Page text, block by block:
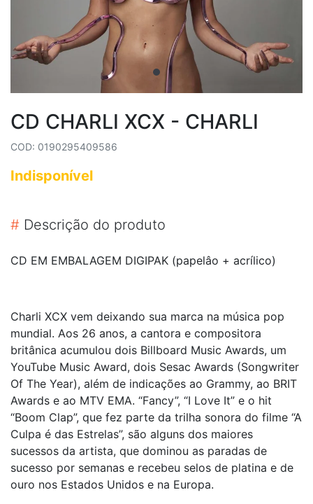
CD CHARLI XCX - CHARLI
COD: 0190295409586
Indisponível
# Descrição do produto
CD EM EMBALAGEM DIGIPAK (papelâo + acrílico)
Charli XCX vem deixando sua marca na música pop
mundial. Aos 26 anos, a cantora e compositora
britânica acumulou dois Billboard Music Awards, um
YouTube Music Award, dois Sesac Awards (Songwriter
Of The Year), além de indicações ao Grammy, ao BRIT
Awards e ao MTV EMA. “Fancy”, “I Love It” e o hit
“Boom Clap”, que fez parte da trilha sonora do filme “A
Culpa é das Estrelas”, são alguns dos maiores
sucessos da artista, que dominou as paradas de
sucesso por semanas e recebeu selos de platina e de
ouro nos Estados Unidos e na Europa.